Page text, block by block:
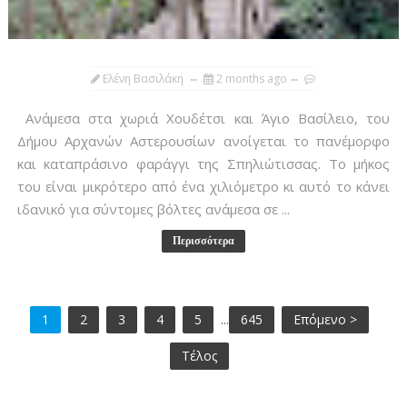
Ελένη Βασιλάκη 2 months ago
Ανάμεσα στα χωριά Χουδέτσι και Άγιο Βασίλειο, του
Δήμου Αρχανών Αστερουσίων ανοίγεται το πανέμορφο
και καταπράσινο φαράγγι της Σπηλιώτισσας. Το μήκος
του είναι μικρότερο από ένα χιλιόμετρο κι αυτό το κάνει
ιδανικό για σύντομες βόλτες ανάμεσα σε ...
Περισσότερα
1 2 3 4 5 ... 645 Επόμενο >
Τέλος